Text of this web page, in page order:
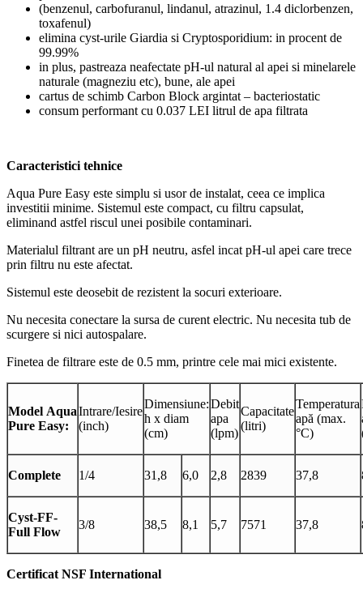
(benzenul, carbofuranul, lindanul, atrazinul, 1.4 diclorbenzen,
toxafenul)
elimina cyst-urile Giardia si Cryptosporidium: in procent de
99.99%
in plus, pastreaza neafectate pH-ul natural al apei si minelarele
naturale (magneziu etc), bune, ale apei
cartus de schimb Carbon Block argintat – bacteriostatic
consum performant cu 0.037 LEI litrul de apa filtrata
Caracteristici tehnice
Aqua Pure Easy este simplu si usor de instalat, ceea ce implica
investitii minime. Sistemul este compact, cu filtru capsulat,
eliminand astfel riscul unei posibile contaminari.
Materialul filtrant are un pH neutru, asfel incat pH-ul apei care trece
prin filtru nu este afectat.
Sistemul este deosebit de rezistent la socuri exterioare.
Nu necesita conectare la sursa de curent electric. Nu necesita tub de
scurgere si nici autospalare.
Finetea de filtrare este de 0.5 mm, printre cele mai mici existente.
Model Aqua
Pure Easy:
Intrare/Iesire
(inch)
Dimensiune:
h x diam
(cm)
Debit
apa
(lpm)
Capacitate
(litri)
Temperatura
apă (max.
°C)
Complete 1/4 31,8 6,0 2,8 2839 37,8
Cyst-FF-
Full Flow
3/8 38,5 8,1 5,7 7571 37,8
Certificat NSF International